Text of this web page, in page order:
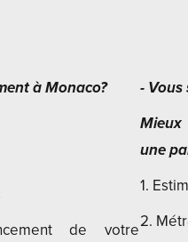
à Monaco?
de votre
-
Mieux
une
1.
2.